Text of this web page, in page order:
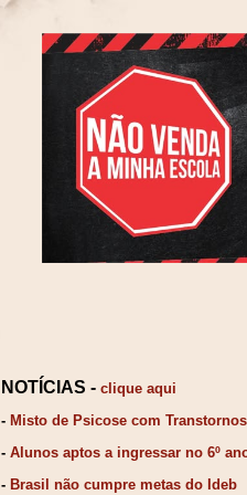
NOTÍCIAS - clique aqui
- Misto de Psicose com
- Alunos aptos a ingressar no 6º
- Brasil não cumpre metas do Ideb